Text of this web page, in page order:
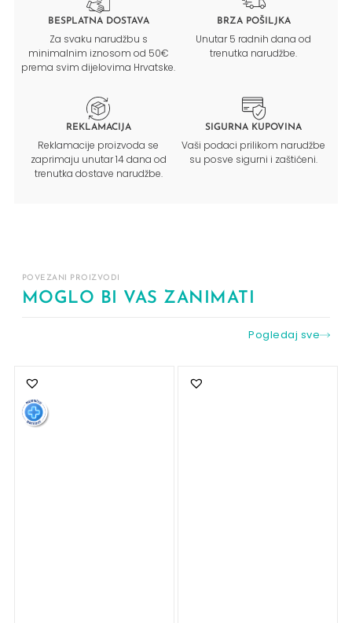
BESPLATNA DOSTAVA
Za svaku narudžbu s
minimalnim iznosom od 50€
prema svim dijelovima Hrvatske.
BRZA POŠILJKA
Unutar 5 radnih dana od
trenutka narudžbe.
REKLAMACIJA
Reklamacije proizvoda se
zaprimaju unutar 14 dana od
trenutka dostave narudžbe.
SIGURNA KUPOVINA
Vaši podaci prilikom narudžbe
su posve sigurni i zaštićeni.
POVEZANI PROIZVODI
MOGLO BI VAS ZANIMATI
Pogledaj sve